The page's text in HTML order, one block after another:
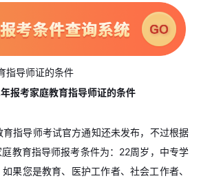
报考家庭教育指导师证的条件
指导师考试官方通知还未发布，不过根据
教育指导师报考条件为：22周岁，中专学
果您是教育、医护工作者、社会工作者、